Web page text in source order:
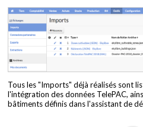
Tous les "Imports" déjà réalisés sont
l'intégration des données TelePAC,
bâtiments définis dans l'assistant de